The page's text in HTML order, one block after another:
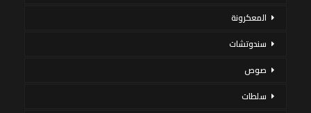
المعكرونة
سندوتشات
صوص
سلطات